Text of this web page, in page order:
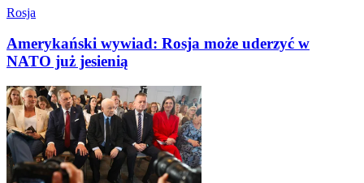
Rosja
Amerykański wywiad: Rosja może uderzyć w
NATO już jesienią